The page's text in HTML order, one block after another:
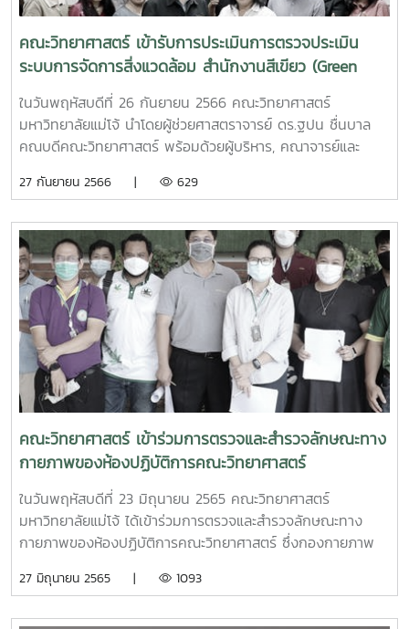
คณะวิทยาศาสตร์ เข้ารับการประเมินการตรวจประเมิน
ระบบการจัดการสิ่งแวดล้อม สำนักงานสีเขียว (Green
Office) ประจำปี 2566
ในวันพฤหัสบดีที่ 26 กันยายน 2566 คณะวิทยาศาสตร์
มหาวิทยาลัยแม่โจ้ นำโดยผู้ช่วยศาสตราจารย์ ดร.ฐปน ชื่นบาล
คณบดีคณะวิทยาศาสตร์ พร้อมด้วยผู้บริหาร, คณาจารย์และ
แวดล้อม สำนักงานสีเขียว (Green Office) ประจำปี 2566 ณ
การประเมินนั้นเป็นไปด้วยความเรียบร้อย โดยภายในการประเมิน
การตรวจในครั้งนี้ได้รับเกียรติจากคณะกรรมการทั้ง 5 ท่าน
ได้แก่1.นางสาวเพชรประกายแก้ว ดวงหฤทัยทิพย์ หัวหน้าผู้ตรวจ
ประเมิน/ผู้ตรวจประเมิน หมวดที่ 12.นางสาวฐิติชญาณ์ ก๋าคำ ผู้
ตรวจประเมิน หมวดที่ 23.นายเสกสรรค์ ขวัญศรีวงค์ ผู้ตรวจ
ประเมิน หมวดที่ 34.นางจิณาภา ใคร้มา ผู้ตรวจประเมิน หมวดที่
45.นางหทัยชนก ผิวผ่อง ผู้ตรวจประเมิน หมวดที่ 56.นางสาว
เพชรประกายแก้ว ดวงหฤทัยทิพย์ ผู้ตรวจประเมิน หมวดที่ 6
27 กันยายน 2566 | 629
คณะวิทยาศาสตร์ เข้าร่วมการตรวจและสำรวจลักษณะทาง
กายภาพของห้องปฏิบัติการคณะวิทยาศาสตร์
ในวันพฤหัสบดีที่ 23 มิถุนายน 2565 คณะวิทยาศาสตร์
มหาวิทยาลัยแม่โจ้ ได้เข้าร่วมการตรวจและสำรวจลักษณะทาง
กายภาพของห้องปฏิบัติการคณะวิทยาศาสตร์ ซึ่งกองกายภาพ
การตรวจครั้งนี้มีวัตถุประสงค์เพื่อเป็นการเข้าร่วมขับเคลื่อนและ
27 มิถุนายน 2565 | 1093